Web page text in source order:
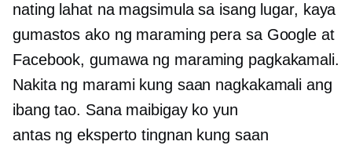
nating lahat na magsimula sa isang lugar, kaya
gumastos ako ng maraming pera sa Google at
Facebook, gumawa ng maraming pagkakamali.
Nakita ng marami kung saan nagkakamali ang
ibang tao. Sana maibigay ko yun
antas ng eksperto tingnan kung saan